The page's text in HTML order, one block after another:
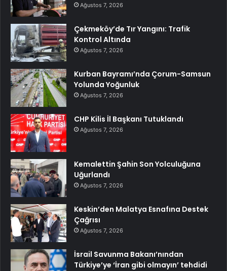
Ağustos 7, 2026
Çekmeköy’de Tır Yangını: Trafik
Kontrol Altında
Ağustos 7, 2026
Kurban Bayramı’nda Çorum-Samsun
Yolunda Yoğunluk
Ağustos 7, 2026
CHP Kilis İl Başkanı Tutuklandı
Ağustos 7, 2026
Kemalettin Şahin Son Yolculuğuna
Uğurlandı
Ağustos 7, 2026
Keskin’den Malatya Esnafına Destek
Çağrısı
Ağustos 7, 2026
İsrail Savunma Bakanı’nından
Türkiye’ye ‘İran gibi olmayın’ tehdidi